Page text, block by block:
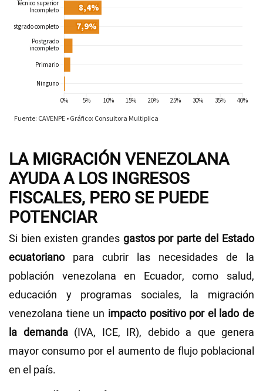
LA MIGRACIÓN VENEZOLANA
AYUDA A LOS INGRESOS
FISCALES, PERO SE PUEDE
POTENCIAR
Si bien existen grandes gastos por parte del Estado
ecuatorianopara cubrir las necesidades de la
población venezolana en Ecuador, como salud,
educación y programas sociales, la migración
venezolana tiene un impacto positivo por el lado de
la demanda (IVA, ICE, IR), debido a que genera
mayor consumo por el aumento de flujo poblacional
en el país.